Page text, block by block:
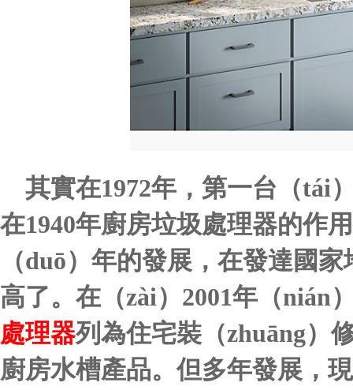
其實在1972年，第一台（tái
在1940年廚房垃圾處理器的作
（duō）年的發展，在發達國
高了。在（zài）2001年（nián
處理器列為住宅裝（zhuāng）
廚房水槽產品。但多年發展，